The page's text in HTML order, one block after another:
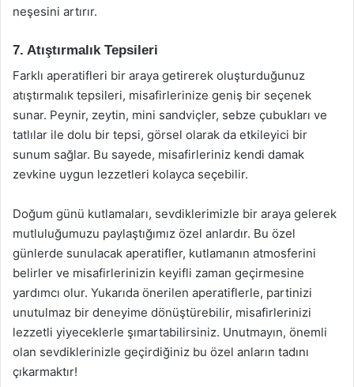
neşesini artırır.
7. Atıştırmalık Tepsileri
Farklı aperatifleri bir araya getirerek oluşturduğunuz
atıştırmalık tepsileri, misafirlerinize geniş bir seçenek
sunar. Peynir, zeytin, mini sandviçler, sebze çubukları ve
tatlılar ile dolu bir tepsi, görsel olarak da etkileyici bir
sunum sağlar. Bu sayede, misafirleriniz kendi damak
zevkine uygun lezzetleri kolayca seçebilir.
Doğum günü kutlamaları, sevdiklerimizle bir araya gelerek
mutluluğumuzu paylaştığımız özel anlardır. Bu özel
günlerde sunulacak aperatifler, kutlamanın atmosferini
belirler ve misafirlerinizin keyifli zaman geçirmesine
yardımcı olur. Yukarıda önerilen aperatiflerle, partinizi
unutulmaz bir deneyime dönüştürebilir, misafirlerinizi
lezzetli yiyeceklerle şımartabilirsiniz. Unutmayın, önemli
olan sevdiklerinizle geçirdiğiniz bu özel anların tadını
çıkarmaktır!